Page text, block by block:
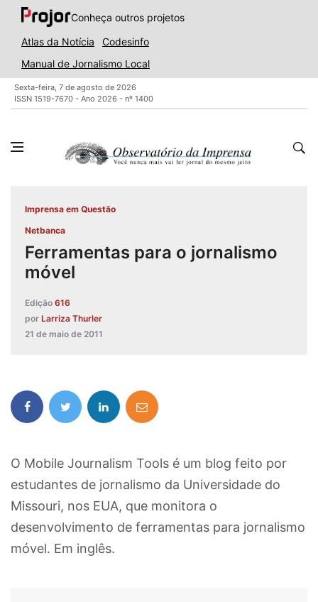
Conheça outros projetos
Atlas da Notícia
Codesinfo
Manual de Jornalismo Local
Sexta-feira, 7 de agosto de 2026
ISSN 1519-7670 - Ano 2026 - nº 1400
Imprensa em Questão
Netbanca
Ferramentas para o jornalismo
móvel
Edição 616
por Larriza Thurler
21 de maio de 2011
O Mobile Journalism Tools é um blog feito por
estudantes de jornalismo da Universidade do
Missouri, nos EUA, que monitora o
desenvolvimento de ferramentas para jornalismo
móvel. Em inglês.